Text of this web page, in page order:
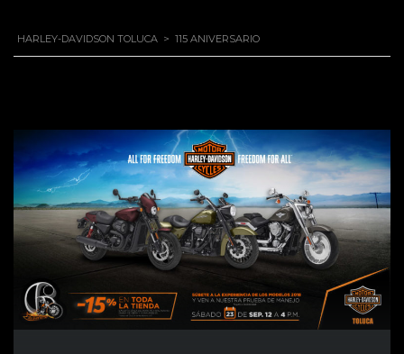
HARLEY-DAVIDSON TOLUCA > 115 ANIVERSARIO